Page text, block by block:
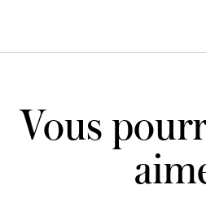
Vous